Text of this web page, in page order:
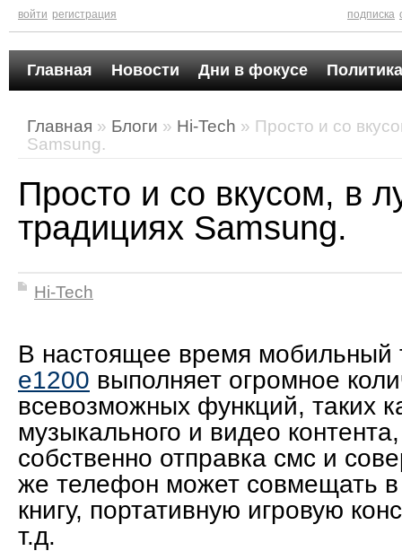
войти регистрация подписка
Главная Новости Дни в фокусе
Главная » Блоги » Hi-Tech » Просто и со
Samsung.
Просто и со вкусом, в
традициях Samsung.
Hi-Tech
В настоящее время
e1200 выполняет огромное
всевозможных функций, таких
музыкального и видео
собственно отправка смс и
же телефон может совмещать в
книгу, портативную игровую
т.д.